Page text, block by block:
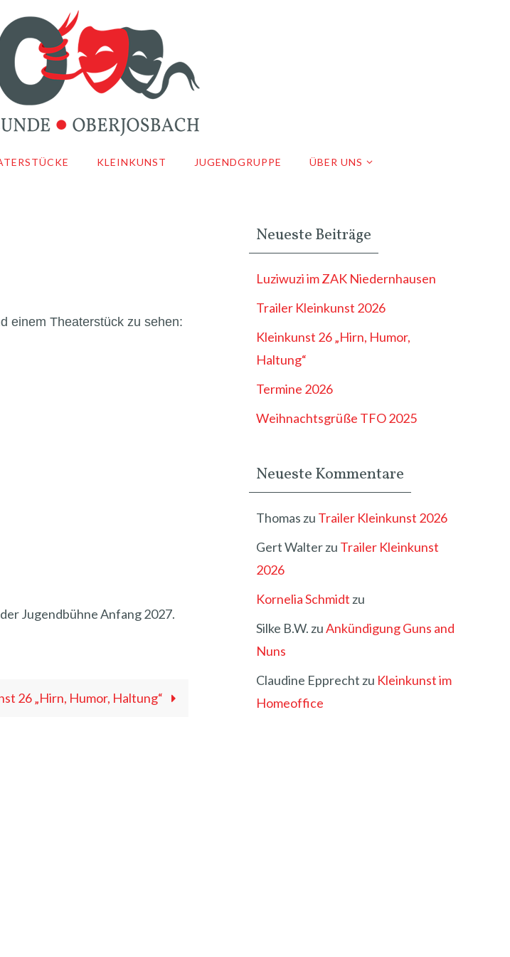
KLEINKUNST JUGENDGRUPPE ÜBER UNS
einem Theaterstück zu sehen:
Jugendbühne Anfang 2027.
26 „Hirn, Humor, Haltung“
Neueste Beiträge
Luziwuzi im ZAK Niedernhausen
Trailer Kleinkunst 2026
Kleinkunst 26 „Hirn, Humor,
Haltung“
Termine 2026
Weihnachtsgrüße TFO 2025
Neueste Kommentare
Thomas zu Trailer Kleinkunst 2026
Gert Walterzu Trailer Kleinkunst
2026
Kornelia Schmidt zu
Silke B.W. zuAnkündigung Guns and
Nuns
Claudine Epprecht zu Kleinkunst im
Homeoffice